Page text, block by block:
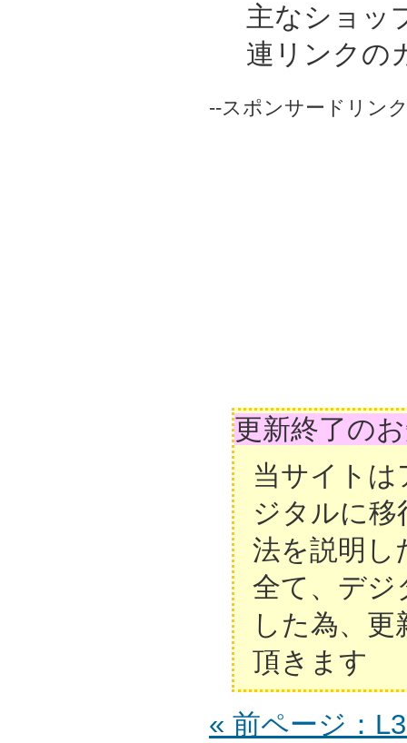
主なショッ
連リンクの
--スポンサードリン
更新終了の
当サイト
ジタルに移
法を説明し
全て、デジ
した為、
頂きます
« 前ページ：